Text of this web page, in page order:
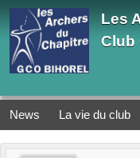
Les
Club
News La vie du club
Panneau de gestion des